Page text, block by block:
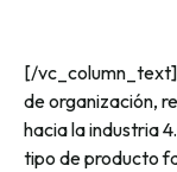
[/
de organización,
hacia la industria
tipo de producto